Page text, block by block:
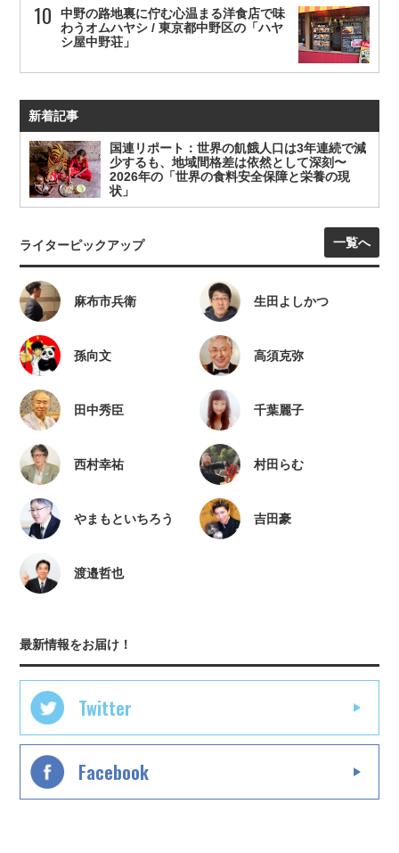
中野の路地裏に佇む心温まる洋食店で味
わうオムハヤシ / 東京都中野区の「ハヤ
シ屋中野荘」
新着記事
国連リポート：世界の飢餓人口は3年連続で減
少するも、地域間格差は依然として深刻〜
2026年の「世界の食料安全保障と栄養の現
状」
ライターピックアップ 一覧へ
麻布市兵衛 生田よしかつ
孫向文 高須克弥
田中秀臣 千葉麗子
西村幸祐 村田らむ
やまもといちろう 吉田豪
渡邉哲也
最新情報をお届け！
Twitter
Facebook